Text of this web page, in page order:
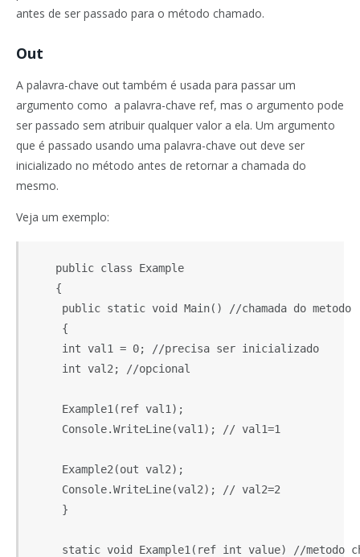
antes de ser passado para o método chamado.
Out
A palavra-chave out também é usada para passar um
argumento como a palavra-chave ref, mas o argumento pode
ser passado sem atribuir qualquer valor a ela. Um argumento
que é passado usando uma palavra-chave out deve ser
inicializado no método antes de retornar a chamada do
mesmo.
Veja um exemplo:
    public class Example
    {
     public static void Main() //chamada do metodo
     {
     int val1 = 0; //precisa ser inicializado
     int val2; //opcional
     Example1(ref val1);
     Console.WriteLine(val1); // val1=1
     Example2(out val2);
     Console.WriteLine(val2); // val2=2
     }
static void Example1(ref int value) //metodo